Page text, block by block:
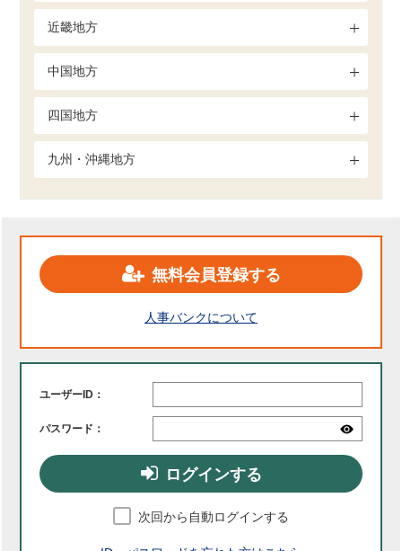
近畿地方
中国地方
四国地方
九州・沖縄地方
無料会員登録する
人事バンクについて
ユーザーID：
パスワード：
ログインする
次回から自動ログインする